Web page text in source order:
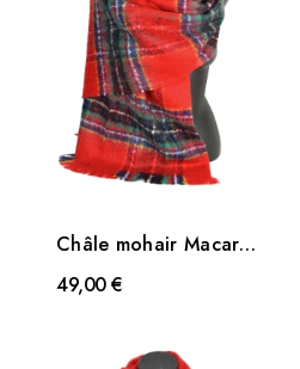
Châle mohair Macaron
rouge
49,00 €